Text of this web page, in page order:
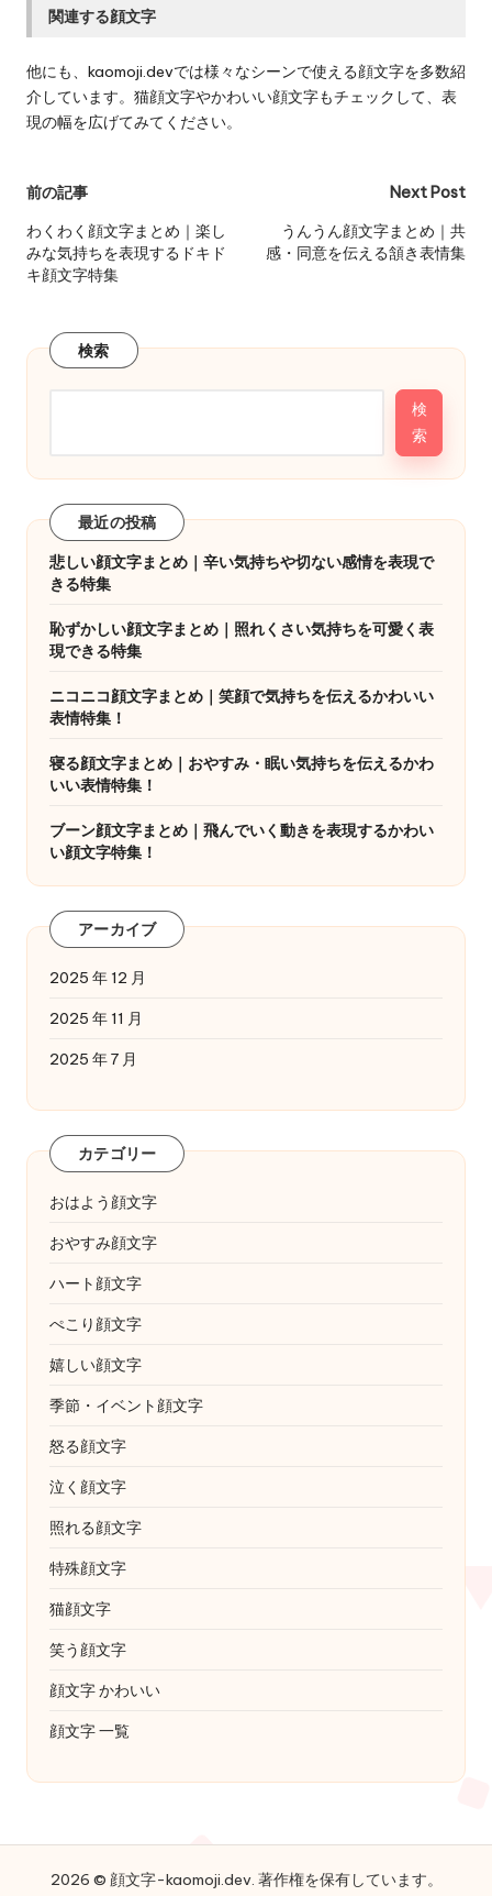
関連する顔文字
他にも、kaomoji.devでは様々なシーンで使える顔文字を多数紹
介しています。猫顔文字やかわいい顔文字もチェックして、表
現の幅を広げてみてください。
Post
前の記事
わくわく顔文字まとめ｜楽し
みな気持ちを表現するドキド
キ顔文字特集
Next Post
うんうん顔文字まとめ｜共
感・同意を伝える頷き表情集
検索
検
索
最近の投稿
悲しい顔文字まとめ｜辛い気持ちや切ない感情を表現で
きる特集
恥ずかしい顔文字まとめ｜照れくさい気持ちを可愛く表
現できる特集
ニコニコ顔文字まとめ｜笑顔で気持ちを伝えるかわいい
表情特集！
寝る顔文字まとめ｜おやすみ・眠い気持ちを伝えるかわ
いい表情特集！
ブーン顔文字まとめ｜飛んでいく動きを表現するかわい
い顔文字特集！
アーカイブ
2025 年 12 月
2025 年 11 月
2025 年 7 月
カテゴリー
おはよう顔文字
おやすみ顔文字
ハート顔文字
ぺこり顔文字
嬉しい顔文字
季節・イベント顔文字
怒る顔文字
泣く顔文字
照れる顔文字
特殊顔文字
猫顔文字
笑う顔文字
顔文字 かわいい
顔文字 一覧
2026 © 顔文字-kaomoji.dev. 著作権を保有しています。